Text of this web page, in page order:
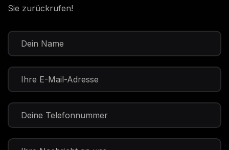
Sie zurückrufen!